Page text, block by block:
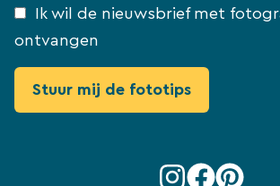
Ik wil de nieuwsbrief met
ontvangen